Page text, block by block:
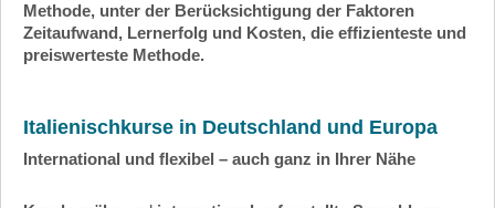
Methode, unter der Berücksichtigung der Faktoren
Zeitaufwand, Lernerfolg und Kosten, die effizienteste und
preiswerteste Methode.
Italienischkurse in Deutschland und Europa
International und flexibel – auch ganz in Ihrer Nähe